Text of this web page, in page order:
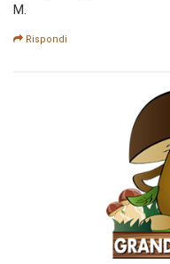
M.
Rispondi